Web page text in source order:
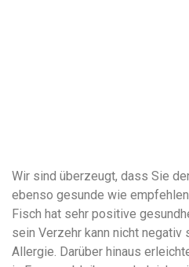
Wir sind überzeugt, dass Sie
ebenso gesunde wie
Fisch hat sehr positive
sein Verzehr kann nicht negativ
Allergie. Darüber hinaus